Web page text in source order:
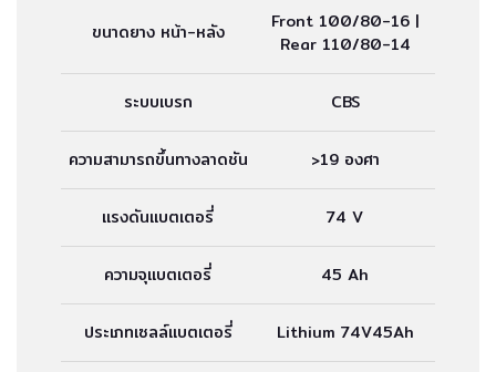
ขนาดยาง หน้า-หลัง
Front 100/80-16 |
Rear 110/80-14
ระบบเบรก CBS
ความสามารถขึ้นทางลาดชัน >19 องศา
แรงดันแบตเตอรี่ 74 V
ความจุแบตเตอรี่ 45 Ah
ประเภทเซลล์แบตเตอรี่ Lithium 74V45Ah